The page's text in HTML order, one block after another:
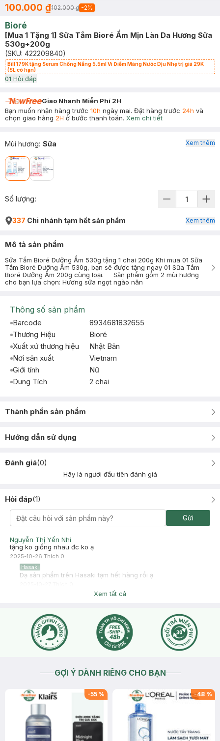
100.000 ₫102.000 ₫ -2%
Bioré
[Mua 1 Tặng 1] Sữa Tắm Bioré Ẩm Mịn Làn Da Hương Sữa
530g+200g
(SKU: 422209840)
Bill 179K tặng Serum Chống Nắng 5.5ml Vi Điểm Màng Nước Dịu Nhẹ trị giá 29K
(SL có hạn)
01 Hỏi đáp
Giao Nhanh Miễn Phí 2H
Bạn muốn nhận hàng trước 10h ngày mai. Đặt hàng trước 24h và
chọn giao hàng 2H ở bước thanh toán. Xem chi tiết
Mùi hương: Sữa Xem thêm
Số lượng:
337 Chi nhánh tạm hết sản phẩm Xem thêm
Mô tả sản phẩm
Sữa Tắm Bioré Dưỡng Ẩm 530g tặng 1 chai 200g Khi mua 01 Sữa
Tắm Bioré Dưỡng Ẩm 530g, bạn sẽ được tặng ngay 01 Sữa Tắm
Bioré Dưỡng Ẩm 200g cùng loại. Sản phẩm gồm 2 mùi hương
cho bạn lựa chọn: Hương sữa ngọt ngào nân
Thông số sản phẩm
Barcode
8934681832655
Thương Hiệu
Bioré
Xuất xứ thương hiệu
Nhật Bản
Nơi sản xuất
Vietnam
Giới tính
Nữ
Dung Tích
2 chai
Thành phần sản phẩm
Hướng dẫn sử dụng
Đánh giá(0)
Hãy là người đầu tiên đánh giá
Hỏi đáp(1)
Gửi
Nguyễn Thị Yến Nhi
tặng ko giống nhau đc ko ạ
2025-10-26 Thích 0
Hasaki
Dạ sản phẩm trên Hasaki tạm hết hàng rồi ạ
Xem tất cả
GỢI Ý DÀNH RIÊNG CHO BẠN
-55 % -48 %